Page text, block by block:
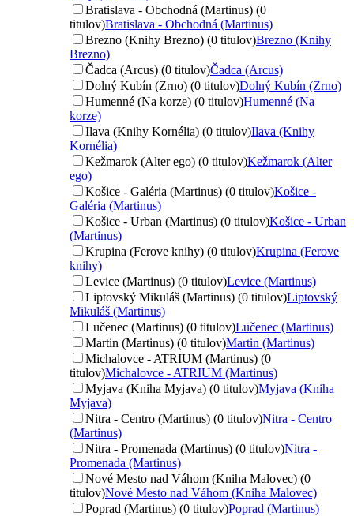
Bratislava - Obchodná (Martinus) (0
titulov)Bratislava - Obchodná (Martinus)
Brezno (Knihy Brezno) (0 titulov)Brezno (Knihy
Brezno)
Čadca (Arcus) (0 titulov)Čadca (Arcus)
Dolný Kubín (Zrno) (0 titulov)Dolný Kubín (Zrno)
Humenné (Na korze) (0 titulov)Humenné (Na
korze)
Ilava (Knihy Kornélia) (0 titulov)Ilava (Knihy
Kornélia)
Kežmarok (Alter ego) (0 titulov)Kežmarok (Alter
ego)
Košice - Galéria (Martinus) (0 titulov)Košice -
Galéria (Martinus)
Košice - Urban (Martinus) (0 titulov)Košice - Urban
(Martinus)
Krupina (Ferove knihy) (0 titulov)Krupina (Ferove
knihy)
Levice (Martinus) (0 titulov)Levice (Martinus)
Liptovský Mikuláš (Martinus) (0 titulov)Liptovský
Mikuláš (Martinus)
Lučenec (Martinus) (0 titulov)Lučenec (Martinus)
Martin (Martinus) (0 titulov)Martin (Martinus)
Michalovce - ATRIUM (Martinus) (0
titulov)Michalovce - ATRIUM (Martinus)
Myjava (Kniha Myjava) (0 titulov)Myjava (Kniha
Myjava)
Nitra - Centro (Martinus) (0 titulov)Nitra - Centro
(Martinus)
Nitra - Promenada (Martinus) (0 titulov)Nitra -
Promenada (Martinus)
Nové Mesto nad Váhom (Kniha Malovec) (0
titulov)Nové Mesto nad Váhom (Kniha Malovec)
Poprad (Martinus) (0 titulov)Poprad (Martinus)